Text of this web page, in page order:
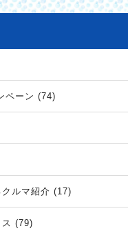
ペーン (74)
クルマ紹介 (17)
ス (79)